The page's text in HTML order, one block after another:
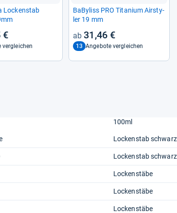
Locken­stab
€
vergleichen
BaBy­liss PRO Tita­nium Air­sty­
ler 19 mm
31,46 €
13 Angebote vergleichen
100ml
Lockenstab schwarz
Lockenstab schwarz
Lockenstäbe
Lockenstäbe
Lockenstäbe